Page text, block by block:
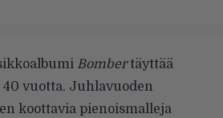
Bombertäyttää
vuotta. Juhlavuoden
koottavia pienoismalleja